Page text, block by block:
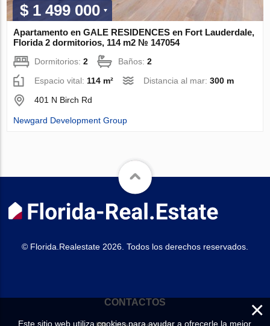
$ 1 499 000
Apartamento en GALE RESIDENCES en Fort Lauderdale,
Florida 2 dormitorios, 114 m2 № 147054
Dormitorios:2 Baños:2
Espacio vital: 114 m² Distancia al mar:300 m
401 N Birch Rd
Newgard Development Group
© Florida.Realestate 2026. Todos los derechos reservados.
CONTACTOS ×
Este sitio web utiliza cookies para ayudar a ofrecerle la mejor